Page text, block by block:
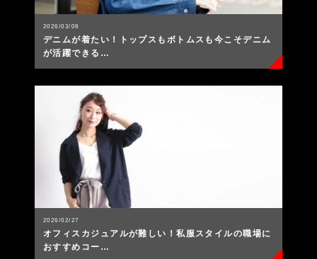
2026/03/09
デニムが着たい！トップスもボトムスも今こそデニム
が活躍できる…
2026/02/27
オフィスカジュアルが難しい！私服スタイルの職場に
おすすめコー…